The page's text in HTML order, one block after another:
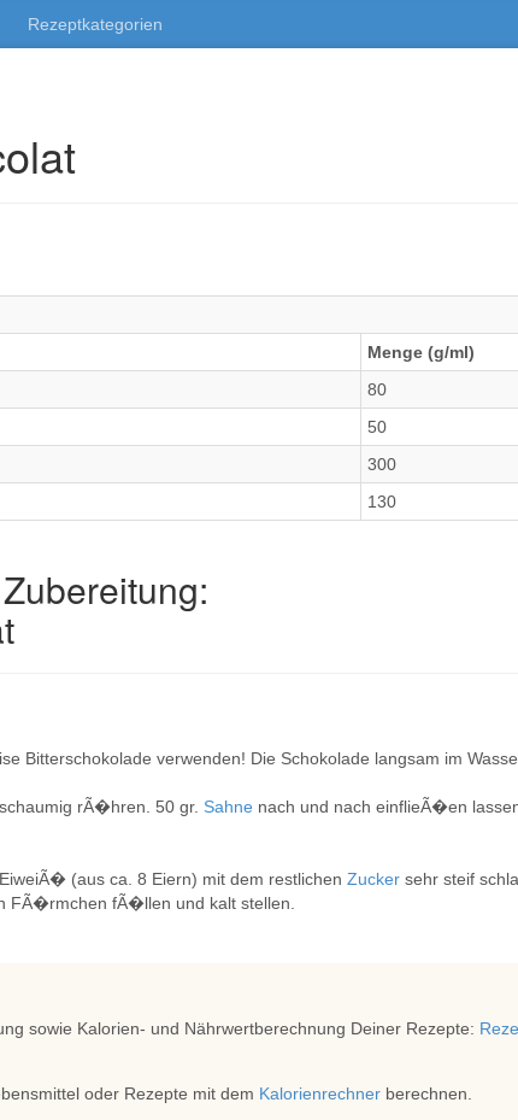
Rezeptkategorien
Menge (g/ml)
80
50
300
130
Bitterschokolade verwenden! Die Schokolade langsam im
schaumig rÃ�hren. 50 gr. Sahne nach und nach einflieÃ�en
(aus ca. 8 Eiern) mit dem restlichen Zucker sehr steif
FÃ�rmchen fÃ�llen und kalt stellen.
sowie Kalorien- und Nährwertberechnung Deiner Rezepte:
oder Rezepte mit dem Kalorienrechner berechnen.